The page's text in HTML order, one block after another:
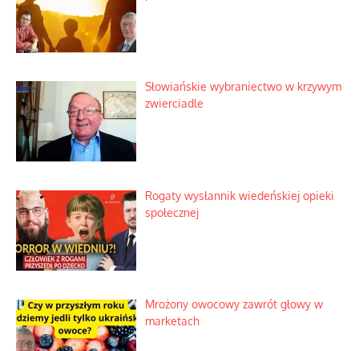
Słowiańskie wybraniectwo w krzywym
zwierciadle
Rogaty wysłannik wiedeńskiej opieki
społecznej
Mrożony owocowy zawrót głowy w
marketach